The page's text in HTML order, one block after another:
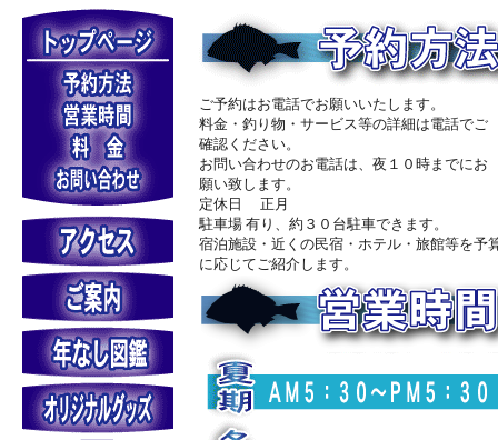
ご予約はお電話でお願いいたします。
料金・釣り物・サービス等の詳細は電話でご
確認ください。
お問い合わせのお電話は、夜１０時までにお
願い致します。
定休日 正月
駐車場 有り、約３０台駐車できます。
宿泊施設・近くの民宿・ホテル・旅館等を予
に応じてご紹介します。